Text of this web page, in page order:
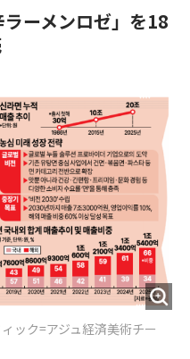
ーメンロゼ」を18
ック=アジュ経済美術チー